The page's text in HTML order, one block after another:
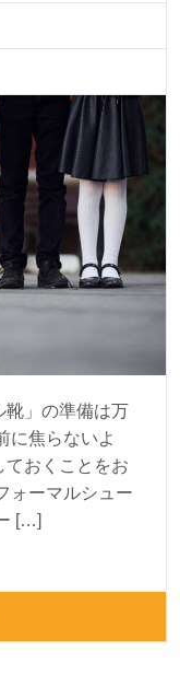
靴」の準備は万
に焦らないよ
ておくことをお
ォーマルシュー
[…]